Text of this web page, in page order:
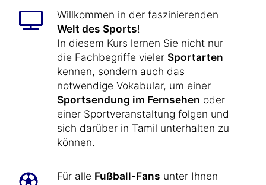
Willkommen in der faszinierenden
Welt des Sports!
In diesem Kurs lernen Sie nicht nur
die Fachbegriffe vieler Sportarten
kennen, sondern auch das
notwendige Vokabular, um einer
Sportsendung im Fernsehen oder
einer Sportveranstaltung folgen und
sich darüber in Tamil unterhalten zu
können.
Für alle Fußball-Fans unter Ihnen